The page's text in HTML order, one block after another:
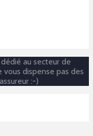
au secteur de
dispense pas des
:-)